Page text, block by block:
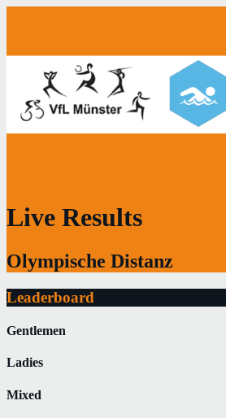
Live Results
Olympische Distanz
Leaderboard
Gentlemen
Ladies
Mixed